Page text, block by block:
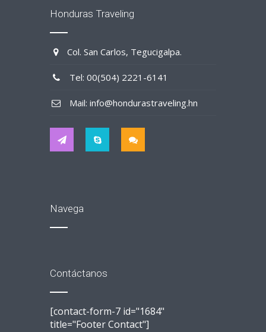
Honduras Traveling
Col. San Carlos, Tegucigalpa.
Tel: 00(504) 2221-6141
Mail: info@hondurastraveling.hn
Navega
Contáctanos
[contact-form-7 id="1684"
title="Footer Contact"]